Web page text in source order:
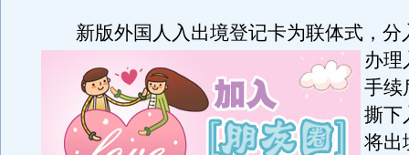
新版外国人入出境登记卡为联体式，分
办理
手续
撕下
将出